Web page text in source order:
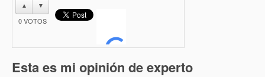
▲ ▼
0VOTOS
Esta es mi opinión de experto